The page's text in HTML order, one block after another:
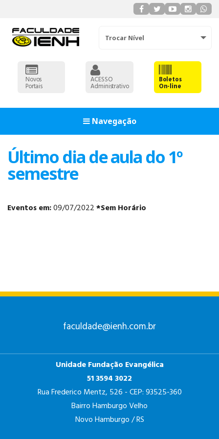
Trocar Nível
Novos
Portais
ACESSO
Administrativo
Boletos
On-line
Navegação
ANÁLISE E
DESENVOLVIMENTO
Último dia de aula do 1º
semestre
Eventos em:09/07/2022*Sem Horário
faculdade@ienh.com.br
Unidade Fundação Evangélica
51 3594 3022
Rua Frederico Mentz, 526 - CEP: 93525-360
Bairro Hamburgo Velho
Novo Hamburgo / RS